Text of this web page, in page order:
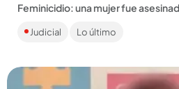
Feminicidio: una mujer fue
Janeth Estela Álvarez Rivera, de
arma cortopunzante. El señalado
Judicial Lo último